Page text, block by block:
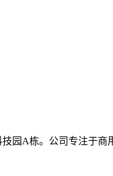
园A栋。公司专注于